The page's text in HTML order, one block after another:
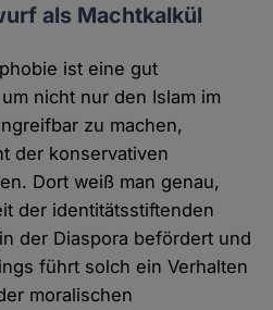
als Machtkalkül
ist eine gut
nicht nur den Islam im
zu machen,
der konservativen
Dort weiß man genau,
der identitätsstiftenden
der Diaspora befördert und
führt solch ein Verhalten
moralischen